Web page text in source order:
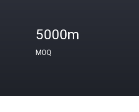
5000m
MOQ